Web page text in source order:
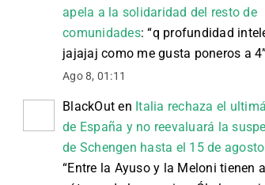
apela a la solidaridad del resto de
comunidades: “q profundidad
jajajaj como me gusta poneros a 4”
Ago 8, 01:11
BlackOut en Italia rechaza el
de España y no reevaluará la
de Schengen hasta el 15 de agosto
“Entre la Ayuso y la Meloni tienen al